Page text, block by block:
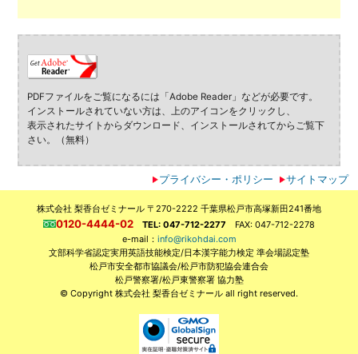
PDFファイルをご覧になるには「Adobe Reader」などが必要です。
インストールされていない方は、上のアイコンをクリックし、
表示されたサイトからダウンロード、インストールされてからご覧下
さい。（無料）
プライバシー・ポリシー サイトマップ
株式会社 梨香台ゼミナール 〒270-2222 千葉県松戸市高塚新田241番地
0120-4444-02 TEL: 047-712-2277 FAX: 047-712-2278
e-mail： info@rikohdai.com
文部科学省認定実用英語技能検定/日本漢字能力検定 準会場認定塾
松戸市安全都市協議会/松戸市防犯協会連合会
松戸警察署/松戸東警察署 協力塾
© Copyright 株式会社 梨香台ゼミナール all right reserved.